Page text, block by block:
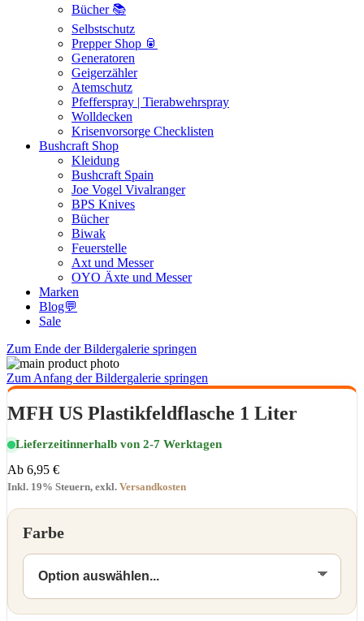
Bücher 📚
Selbstschutz
Prepper Shop 🥫
Generatoren
Geigerzähler
Atemschutz
Pfefferspray | Tierabwehrspray
Wolldecken
Krisenvorsorge Checklisten
Bushcraft Shop
Kleidung
Bushcraft Spain
Joe Vogel Vivalranger
BPS Knives
Bücher
Biwak
Feuerstelle
Axt und Messer
OYO Äxte und Messer
Marken
Blog💬
Sale
Zum Ende der Bildergalerie springen
Zum Anfang der Bildergalerie springen
MFH US Plastikfeldflasche 1 Liter
Lieferzeitinnerhalb von 2-7 Werktagen
Ab 6,95 €
Inkl. 19% Steuern, exkl. Versandkosten
Farbe